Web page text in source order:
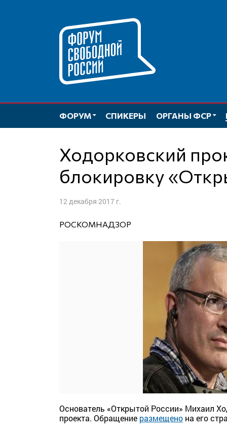
ФОРУМ СПИКЕРЫ ОРГАНЫ ФСР
Ходорковский прокомментировал
блокировку
12 декабря 2017 г.
РОСКОМНАДЗОР
Основатель «Открытой России» Михаил
проекта. Обращение размещено на его